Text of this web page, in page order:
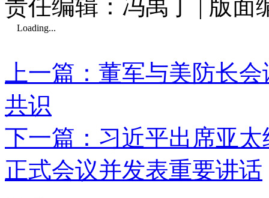
责任编辑：冯禹丁 | 版面
Loading...
上一篇：董军与美防长
共识
下一篇：习近平出席亚
正式会议并发表重要讲话